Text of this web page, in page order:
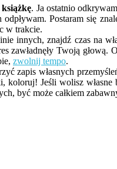
. Ja ostatnio
Postaram się
w trakcie.
innych, znajdź czas na
Twoją
zwolnij tempo.
zapis własnych
Jeśli wolisz
być może całkiem